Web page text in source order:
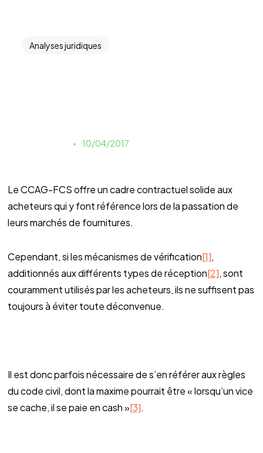
Analyses juridiques
10/04/2017
Le CCAG-FCS offre un cadre contractuel solide aux
acheteurs qui y font référence lors de la passation de
leurs marchés de fournitures.
Cependant, si les mécanismes de vérification[1],
additionnés aux différents types de réception[2], sont
couramment utilisés par les acheteurs, ils ne suffisent pas
toujours à éviter toute déconvenue.
Il est donc parfois nécessaire de s’en référer aux règles
du code civil, dont la maxime pourrait être « lorsqu’un vice
se cache, il se paie en cash »[3].